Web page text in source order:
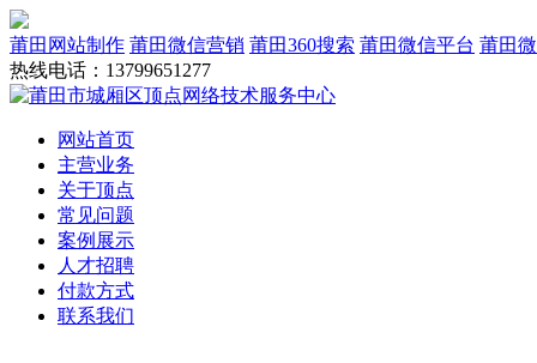
莆田网站制作 莆田微信营销 莆田360搜索 莆田微信平台 莆田
热线电话：13799651277
网站首页
主营业务
关于顶点
常见问题
案例展示
人才招聘
付款方式
联系我们